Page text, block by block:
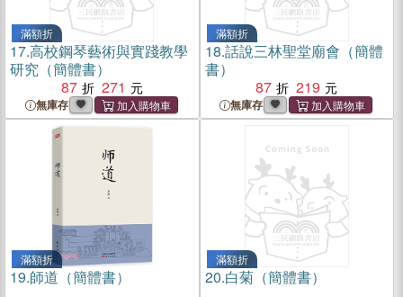
滿額折
17.高校鋼琴藝術與實踐教學
研究（簡體書）
87
271
無庫存
滿額折
18.話說三林聖堂廟會（簡體
書）
87
219
無庫存
滿額折
19.師道（簡體書）
滿額折
20.白菊（簡體書）